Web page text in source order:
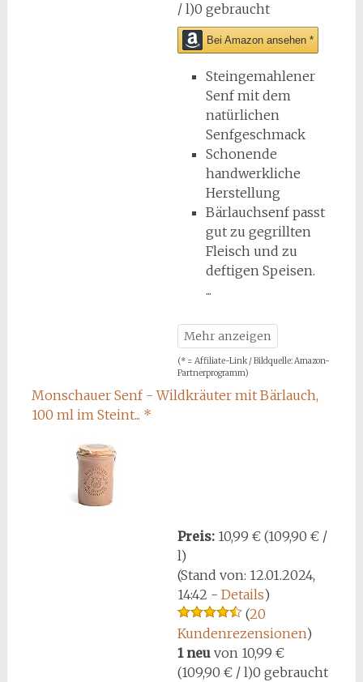
/ l)0 gebraucht
Bei Amazon ansehen *
Steingemahlener
Senf mit dem
natürlichen
Senfgeschmack
Schonende
handwerkliche
Herstellung
Bärlauchsenf passt
gut zu gegrillten
Fleisch und zu
deftigen Speisen.
(* = Affiliate-Link / Bildquelle: Amazon-
Partnerprogramm)
Monschauer Senf - Wildkräuter mit Bärlauch,
100 ml im Steint... *
Preis: 10,99 € (109,90 € /
l)
(Stand von: 12.01.2024,
14:42 - Details)
(20
Kundenrezensionen)
1 neuvon 10,99 €
(109,90 € / l)0 gebraucht